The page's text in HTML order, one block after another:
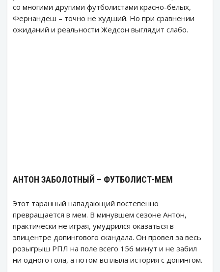
со многими другими футболистами красно-белых,
Фернандеш – точно не худший. Но при сравнении
ожиданий и реальности Жедсон выглядит слабо.
АНТОН ЗАБОЛОТНЫЙ – ФУТБОЛИСТ-МЕМ
Этот таранный нападающий постепенно
превращается в мем. В минувшем сезоне Антон,
практически не играя, умудрился оказаться в
эпицентре допингового скандала. Он провел за весь
розыгрыш РПЛ на поле всего 156 минут и не забил
ни одного гола, а потом всплыла история с допингом.